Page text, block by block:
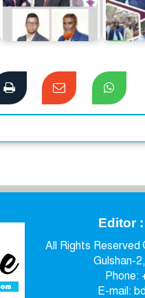
ইউনাইটেড কমার্শিয়াল
ব্যাংক পিএলসি
(ইউসিবি)-র…
স্বতন্ত্র
Editor
All Rights
Gulshan-
Phone:
E-mail: